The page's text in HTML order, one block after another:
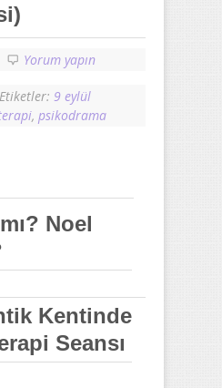
Yorum yapın
Etiketler: 9 eylül
, psikodrama
Noel
Kentinde
Seansı